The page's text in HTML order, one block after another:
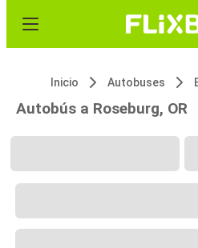
Inicio Autobuses
Autobús a Roseburg, OR